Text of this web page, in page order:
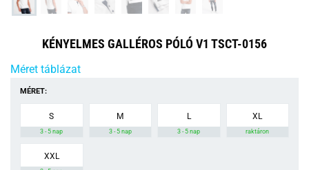
KÉNYELMES GALLÉROS PÓLÓ V1 TSCT-0156
Méret táblázat
MÉRET:
S
3 - 5 nap
M
3 - 5 nap
L
3 - 5 nap
XL
raktáron
XXL